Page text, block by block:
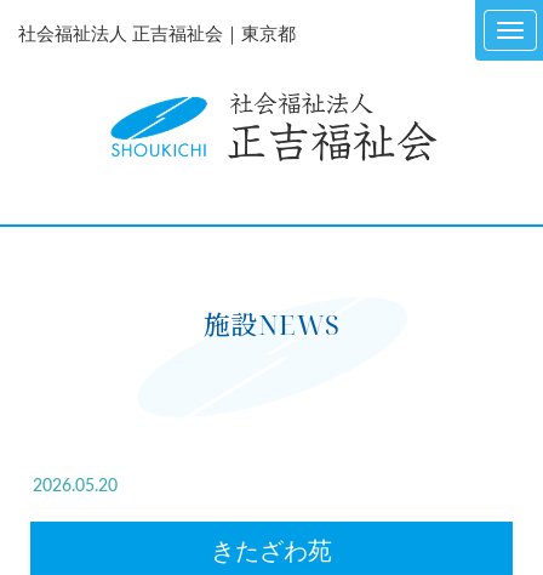
社会福祉法人 正吉福祉会｜東京都
施設NEWS
2026.05.20
きたざわ苑